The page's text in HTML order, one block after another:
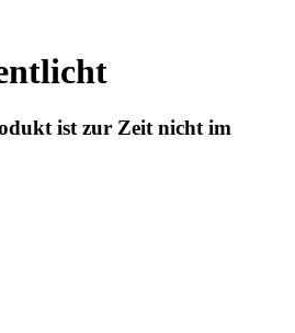
ist zur Zeit nicht im